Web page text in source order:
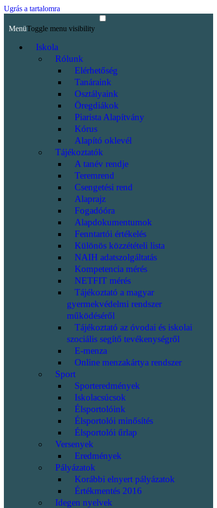
Ugrás a tartalomra
MenüToggle menu visibility
Iskola
Rólunk
Elérhetőség
Tanáraink
Osztályaink
Öregdiákok
Piarista Alapítvány
Kórus
Alapító oklevél
Tájékoztatók
A tanév rendje
Teremrend
Csengetési rend
Alaprajz
Fogadóóra
Alapdokumentumok
Fenntartói értékelés
Különös közzétételi lista
NAIH adatszolgáltatás
Kompetencia mérés
NETFIT mérés
Tájékoztató a magyar
gyermekvédelmi rendszer
működéséről
Tájékoztató az óvodai és iskolai
szociális segítő tevékenységről
E-menza
Online menzakártya rendszer
Sport
Sporteredmények
Iskolacsúcsok
Élsportolóink
Élsportolói minősítés
Élsportolói űrlap
Versenyek
Eredmények
Pályázatok
Korábbi elnyert pályázatok
Értékmentés 2016
Idegen nyelvek